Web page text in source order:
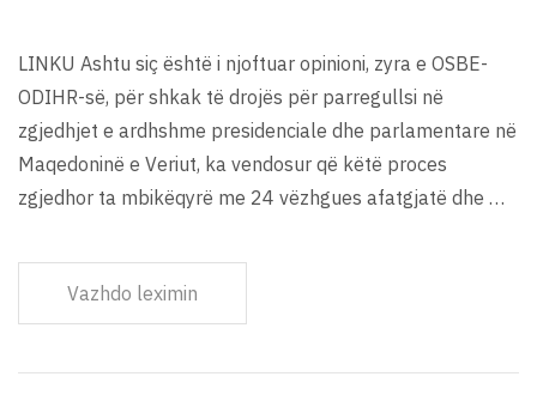
LINKU Ashtu siç është i njoftuar opinioni, zyra e OSBE-
ODIHR-së, për shkak të drojës për parregullsi në
zgjedhjet e ardhshme presidenciale dhe parlamentare në
Maqedoninë e Veriut, ka vendosur që këtë proces
zgjedhor ta mbikëqyrë me 24 vëzhgues afatgjatë dhe …
Vazhdo leximin